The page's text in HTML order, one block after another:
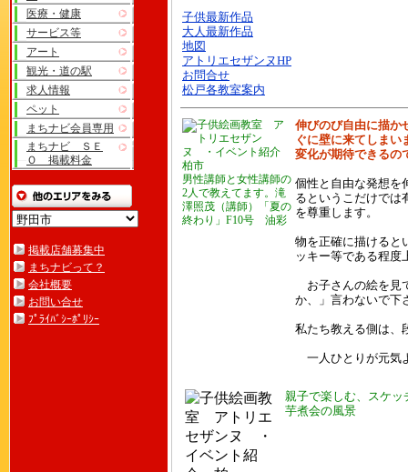
医療・健康
サービス等
アート
観光・道の駅
求人情報
ペット
まちナビ会員専用
まちナビ ＳＥ
Ｏ 掲載料金
掲載店舗募集中
まちナビって？
会社概要
お問い合せ
ﾌﾟﾗｲﾊﾞｼｰﾎﾟﾘｼｰ
子供最新作品
大人最新作品
地図
アトリエセザンヌHP
お問合せ
松戸各教室案内
男性講師と女性講師の
2人で教えてます。滝
澤照茂（講師）「夏の
終わり」F10号 油彩
伸びのび自由に描か
ぐに壁に来てしまい
変化が期待できるの
個性と自由な発想を
るというこだけでは
を尊重します。
物を正確に描けると
ッキー等である程度
お子さんの絵を見
か、」言わないで下
私たち教える側は、
一人ひとりが元気
親子で楽しむ、スケッ
芋煮会の風景